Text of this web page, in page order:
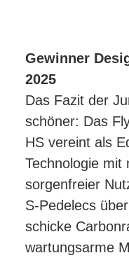
Gewinner
2025
Das Fazit der
schöner: Das
HS vereint als
Technologie mit
sorgenfreier
S-Pedelecs
schicke
wartungsarme